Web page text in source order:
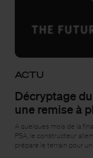
ACTU
Décryptage
une remise à
A quelques mois de la
PSA, le constructeur
prépare le terrain pour